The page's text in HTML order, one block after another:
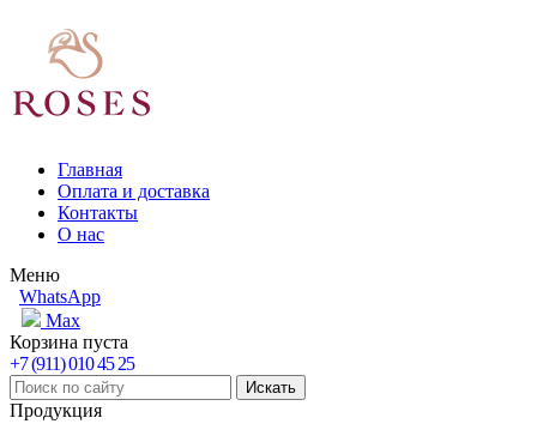
Главная
Оплата и доставка
Контакты
О нас
Меню
WhatsApp
Max
Корзина пуста
+7 (911) 010 45 25
Продукция